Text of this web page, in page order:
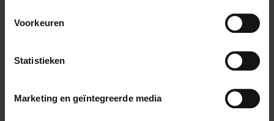
Voorkeuren
Statistieken
Marketing en geïntegreerde media